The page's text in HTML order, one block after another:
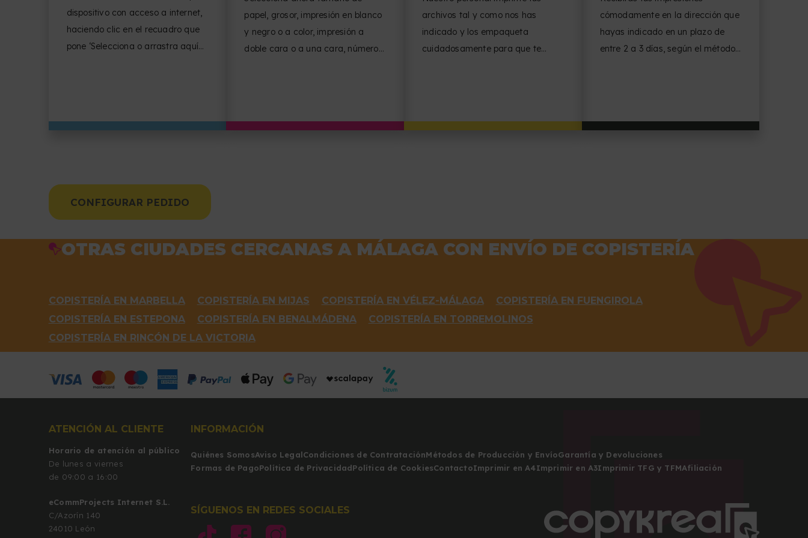
dispositivo con acceso a internet,
haciendo clic en el recuadro que
pone ‘Selecciona o arrastra aquí
papel, grosor, impresión en blanco
y negro o a color, impresión a
doble cara o a una cara, número
archivos tal y como nos has
indicado y los empaqueta
cuidadosamente para que te
cómodamente en la dirección que
hayas indicado en un plazo de
entre 2 a 3 días, según el método
CONFIGURAR PEDIDO
OTRAS CIUDADES CERCANAS A MÁLAGA CON ENVÍO DE COPISTERÍA
COPISTERÍA EN MARBELLA COPISTERÍA EN MIJAS COPISTERÍA EN VÉLEZ-MÁLAGA
COPISTERÍA EN FUENGIROLA
COPISTERÍA EN ESTEPONA
COPISTERÍA EN BENALMÁDENA
COPISTERÍA EN TORREMOLINOS
COPISTERÍA EN RINCÓN DE LA VICTORIA
ATENCIÓN AL CLIENTE
Horario de atención al público
De lunes a viernes
de 09:00 a 16:00
eCommProjects Internet S.L.
C/Azorín 140
24010 León
INFORMACIÓN
Quiénes SomosAviso LegalCondiciones de ContrataciónMétodos de Producción y EnvíoGarantía y Devoluciones
Formas de PagoPolítica de PrivacidadPolítica de CookiesContactoImprimir en A4Imprimir en A3Imprimir TFG y TFMAfiliación
SÍGUENOS EN REDES SOCIALES